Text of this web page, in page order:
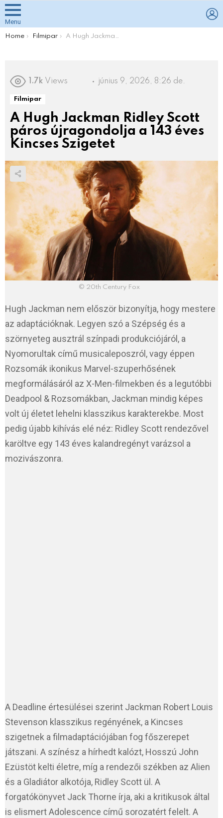
Menu
You are here:
Home Filmipar A Hugh Jackman Ridley Scott páros újragondolja a 143 éves Kincses Szigetet
1.7k Views június 9, 2026, 8:26 de.
Filmipar
A Hugh Jackman Ridley Scott
páros újragondolja a 143 éves
Kincses Szigetet
© 20th Century Fox
Hugh Jackman nem először bizonyítja, hogy mestere
az adaptációknak. Legyen szó a Szépség és a
szörnyeteg ausztrál színpadi produkciójáról, a
Nyomorultak című musicaleposzról, vagy éppen
Rozsomák ikonikus Marvel-szuperhősének
megformálásáról az X-Men-filmekben és a legutóbbi
Deadpool & Rozsomákban, Jackman mindig képes
volt új életet lehelni klasszikus karakterekbe. Most
pedig újabb kihívás elé néz: Ridley Scott rendezővel
karöltve egy 143 éves kalandregényt varázsol a
mozivászonra.
A Deadline értesülései szerint Jackman Robert Louis
Stevenson klasszikus regényének, a Kincses
szigetnek a filmadaptációjában fog főszerepet
játszani. A színész a hírhedt kalózt, Hosszú John
Ezüstöt kelti életre, míg a rendezői székben az Alien
és a Gladiátor alkotója, Ridley Scott ül. A
forgatókönyvet Jack Thorne írja, aki a kritikusok által
is elismert Adolescence című sorozatért felelt. A